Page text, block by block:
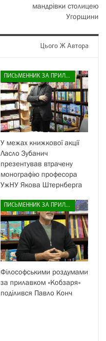
мандрівки столицею
Угорщини
Цього Ж Автора
ПИСЬМЕННИК ЗА ПРИЛАВКОМ
У межах книжкової акції
Ласло Зубанич
презентував втрачену
монографію професора
УжНУ Якова Штернберга
ПИСЬМЕННИК ЗА ПРИЛАВКОМ
Філософськими роздумами
за прилавком «Кобзаря»
поділився Павло Конч